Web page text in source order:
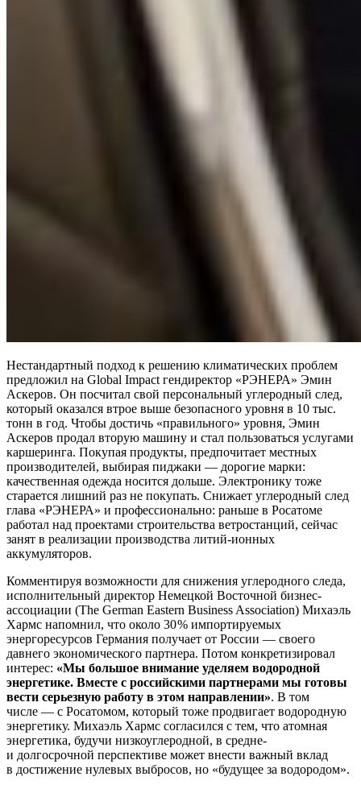
Нестандартный подход к решению климатических проблем
предложил на Global Impact гендиректор «РЭНЕРА» Эмин
Аскеров. Он посчитал свой персональный углеродный след,
который оказался втрое выше безопасного уровня в 10 тыс.
тонн в год. Чтобы достичь «правильного» уровня, Эмин
Аскеров продал вторую машину и стал пользоваться услугами
каршеринга. Покупая продукты, предпочитает местных
производителей, выбирая пиджаки — ​дорогие марки:
качественная одежда носится дольше. Электронику тоже
старается лишний раз не покупать. Снижает углеродный след
глава «РЭНЕРА» и профессионально: раньше в Росатоме
работал над проектами строительства ветростанций, сейчас
занят в реализации производства литий-ионных
аккумуляторов.
Комментируя возможности для снижения углеродного следа,
исполнительный директор Немецкой Восточной бизнес-
ассоциации (The German Eastern Business Association) Михаэль
Хармс напомнил, что около 30 % импортируемых
энергоресурсов Германия получает от России — ​своего
давнего экономического партнера. Потом конкретизировал
интерес: «Мы большое внимание уделяем водородной
энергетике. Вместе с российскими партнерами мы готовы
вести серьезную работу в этом направлении». В том
числе — ​с Росатомом, который тоже продвигает водородную
энергетику. Михаэль Хармс согласился с тем, что атомная
энергетика, будучи низкоуглеродной, в средне-
и долгосрочной перспективе может внести важный вклад
в достижение нулевых выбросов, но «будущее за водородом».